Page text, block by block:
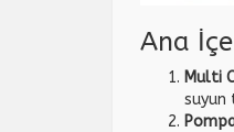
Ana
Multi
suyun